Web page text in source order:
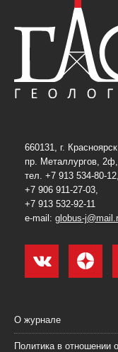
660131, г.
пр. Металлургов,
тел. +7 913 534-80-12,
+7 906 911-27-03,
+7 913 532-92-11
e-mail: globus-
О журнале
Политика в отношении